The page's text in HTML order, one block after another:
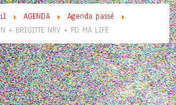
AGENDA
Agenda passé
+ BRIGITTE NRV + PD MA LIFE